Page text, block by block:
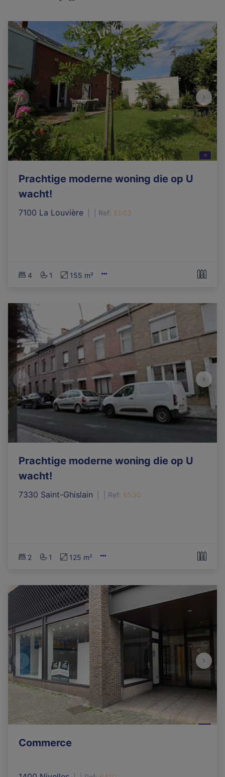
Prachtige moderne woning die op U
wacht!
7100 La Louvière Ref: 6563
4 1 155 m²
Prachtige moderne woning die op U
wacht!
7330 Saint-Ghislain Ref: 6530
2 1 125 m²
Commerce